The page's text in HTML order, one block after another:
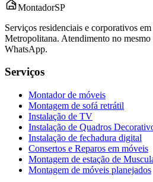
MontadorSP
Serviços residenciais e corporativos
Metropolitana. Atendimento no
WhatsApp.
Serviços
Montador de móveis
Montagem de sofá retrátil
Instalação de TV
Instalação de Quadros
Instalação de fechadura digital
Consertos e Reparos em móveis
Montagem de estação de
Montagem de móveis planejados